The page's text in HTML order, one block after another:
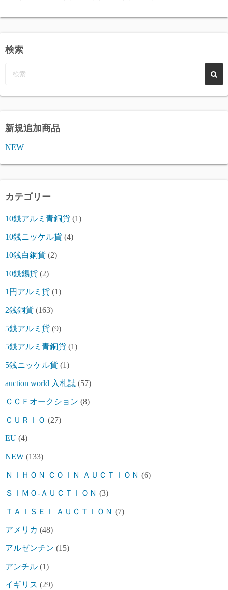
検索
新規追加商品
NEW
カテゴリー
10銭アルミ青銅貨 (1)
10銭ニッケル貨 (4)
10銭白銅貨 (2)
10銭錫貨 (2)
1円アルミ貨 (1)
2銭銅貨 (163)
5銭アルミ貨 (9)
5銭アルミ青銅貨 (1)
5銭ニッケル貨 (1)
auction world 入札誌 (57)
ＣＣＦオークション (8)
ＣＵＲＩＯ (27)
EU (4)
NEW (133)
ＮＩＨＯＮ ＣＯＩＮ ＡＵＣＴＩＯＮ (6)
ＳＩＭＯ-ＡＵＣＴＩＯＮ (3)
ＴＡＩＳＥＩ ＡＵＣＴＩＯＮ (7)
アメリカ (48)
アルゼンチン (15)
アンチル (1)
イギリス (29)